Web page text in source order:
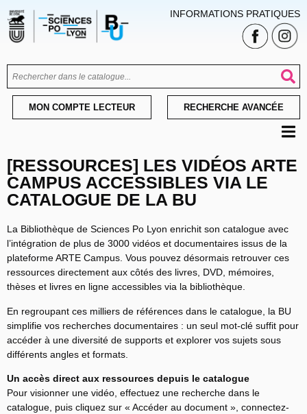
INFORMATIONS PRATIQUES
MON COMPTE LECTEUR RECHERCHE AVANCÉE
[RESSOURCES] LES VIDÉOS ARTE
CAMPUS ACCESSIBLES VIA LE
CATALOGUE DE LA BU
La Bibliothèque de Sciences Po Lyon enrichit son catalogue avec
l’intégration de plus de 3000 vidéos et documentaires issus de la
plateforme ARTE Campus. Vous pouvez désormais retrouver ces
ressources directement aux côtés des livres, DVD, mémoires,
thèses et livres en ligne accessibles via la bibliothèque.
En regroupant ces milliers de références dans le catalogue, la BU
simplifie vos recherches documentaires : un seul mot-clé suffit pour
accéder à une diversité de supports et explorer vos sujets sous
différents angles et formats.
Un accès direct aux ressources depuis le catalogue
Pour visionner une vidéo, effectuez une recherche dans le
catalogue, puis cliquez sur « Accéder au document », connectez-